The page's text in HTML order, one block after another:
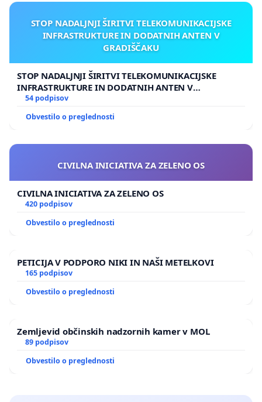
STOP NADALJNJI ŠIRITVI TELEKOMUNIKACIJSKE
INFRASTRUKTURE IN DODATNIH ANTEN V
GRADIŠČAKU
STOP NADALJNJI ŠIRITVI TELEKOMUNIKACIJSKE
INFRASTRUKTURE IN DODATNIH ANTEN V
GRADIŠČAKU
54 podpisov
Obvestilo o preglednosti
CIVILNA INICIATIVA ZA ZELENO OS
CIVILNA INICIATIVA ZA ZELENO OS
420 podpisov
Obvestilo o preglednosti
PETICIJA V PODPORO NIKI IN NAŠI METELKOVI
165 podpisov
Obvestilo o preglednosti
Zemljevid občinskih nadzornih kamer v MOL
89 podpisov
Obvestilo o preglednosti